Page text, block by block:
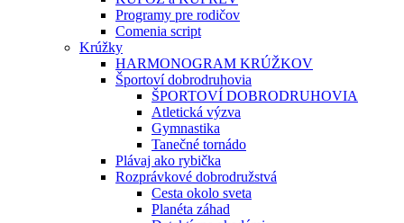
Programy pre rodičov
Comenia script
Krúžky
HARMONOGRAM KRÚŽKOV
Športoví dobrodruhovia
ŠPORTOVÍ DOBRODRUHOVIA
Atletická výzva
Gymnastika
Tanečné tornádo
Plávaj ako rybička
Rozprávkové dobrodružstvá
Cesta okolo sveta
Planéta záhad